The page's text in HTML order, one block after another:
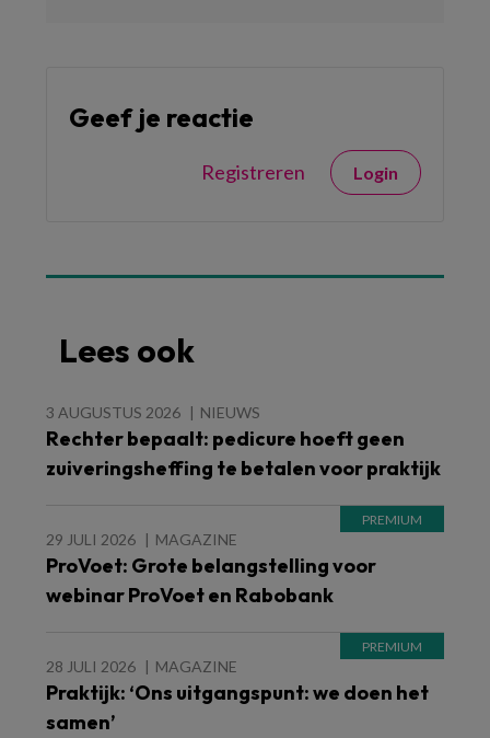
Geef je reactie
Registreren Login
Lees ook
3 AUGUSTUS 2026 NIEUWS
Rechter bepaalt: pedicure hoeft geen
zuiveringsheffing te betalen voor praktijk
29 JULI 2026 MAGAZINE
ProVoet: Grote belangstelling voor
webinar ProVoet en Rabobank
28 JULI 2026 MAGAZINE
Praktijk: ‘Ons uitgangspunt: we doen het
samen’